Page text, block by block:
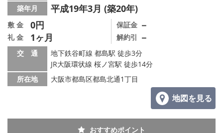
築年月 平成19年3月 (築20年)
敷 金 0円
礼 金 1ヶ月
保証金 －
解約引 －
交 通
地下鉄谷町線 都島駅 徒歩3分
JR大阪環状線 桜ノ宮駅 徒歩14分
所在地
大阪市都島区都島北通1丁目
地図を見る
おすすめポイント